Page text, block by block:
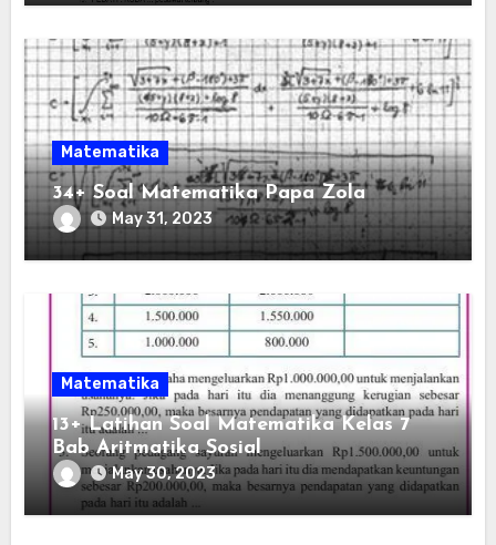
Matematika
34+ Soal Matematika Papa Zola
May 31, 2023
Matematika
13+ Latihan Soal Matematika Kelas 7
Bab Aritmatika Sosial
May 30, 2023